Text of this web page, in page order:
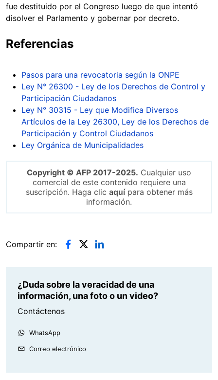
fue destituido por el Congreso luego de que intentó
disolver el Parlamento y gobernar por decreto.
Referencias
Pasos para una revocatoria según la ONPE
Ley N° 26300 - Ley de los Derechos de Control y
Participación Ciudadanos
Ley N° 30315 - Ley que Modifica Diversos
Artículos de la Ley 26300, Ley de los Derechos de
Participación y Control Ciudadanos
Ley Orgánica de Municipalidades
Copyright © AFP 2017-2025. Cualquier uso
comercial de este contenido requiere una
suscripción. Haga clic aquípara obtener más
información.
Compartir en:
¿Duda sobre la veracidad de una
información, una foto o un video?
Contáctenos
WhatsApp
Correo electrónico